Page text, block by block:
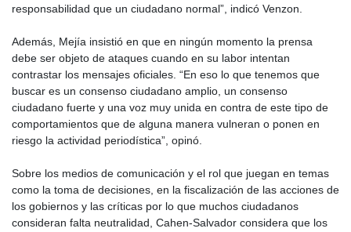
responsabilidad que un ciudadano normal”, indicó Venzon.
Además, Mejía insistió en que en ningún momento la prensa
debe ser objeto de ataques cuando en su labor intentan
contrastar los mensajes oficiales. “En eso lo que tenemos que
buscar es un consenso ciudadano amplio, un consenso
ciudadano fuerte y una voz muy unida en contra de este tipo de
comportamientos que de alguna manera vulneran o ponen en
riesgo la actividad periodística”, opinó.
Sobre los medios de comunicación y el rol que juegan en temas
como la toma de decisiones, en la fiscalización de las acciones de
los gobiernos y las críticas por lo que muchos ciudadanos
consideran falta neutralidad, Cahen-Salvador considera que los